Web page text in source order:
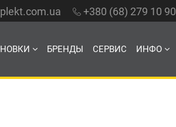
+380 (68) 279 10 90
БРЕНДЫ СЕРВИС ИНФО